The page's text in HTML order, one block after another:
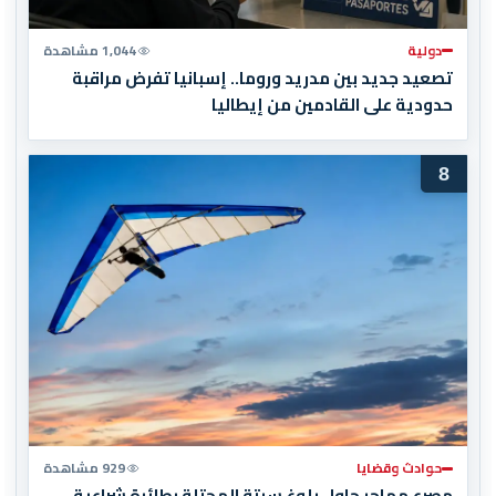
دولية 1,044 مشاهدة
تصعيد جديد بين مدريد وروما.. إسبانيا تفرض مراقبة
حدودية على القادمين من إيطاليا
8
حوادث وقضايا 929 مشاهدة